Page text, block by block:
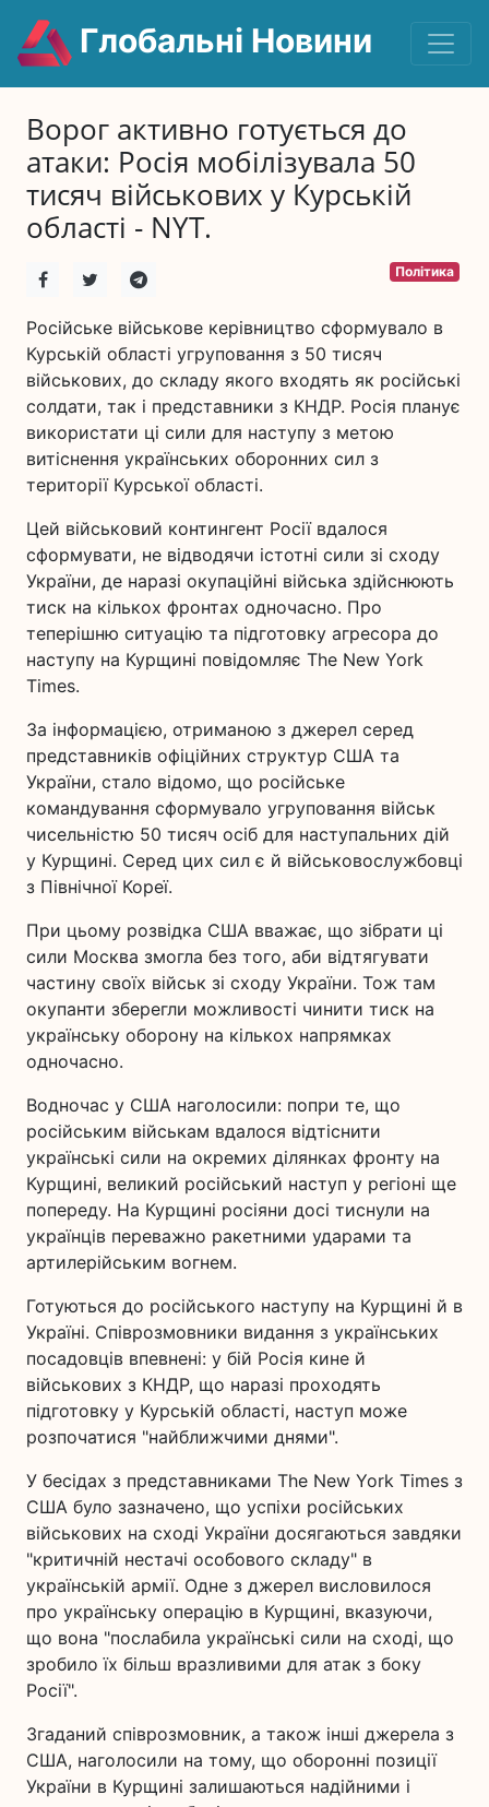
Глобальні Новини
Ворог активно готується до
атаки: Росія мобілізувала 50
тисяч військових у Курській
області - NYT.
Політика
Російське військове керівництво сформувало в
Курській області угруповання з 50 тисяч
військових, до складу якого входять як російські
солдати, так і представники з КНДР. Росія планує
використати ці сили для наступу з метою
витіснення українських оборонних сил з
території Курської області.
Цей військовий контингент Росії вдалося
сформувати, не відводячи істотні сили зі сходу
України, де наразі окупаційні війська здійснюють
тиск на кількох фронтах одночасно. Про
теперішню ситуацію та підготовку агресора до
наступу на Курщині повідомляє The New York
Times.
За інформацією, отриманою з джерел серед
представників офіційних структур США та
України, стало відомо, що російське
командування сформувало угруповання військ
чисельністю 50 тисяч осіб для наступальних дій
у Курщині. Серед цих сил є й військовослужбовці
з Північної Кореї.
При цьому розвідка США вважає, що зібрати ці
сили Москва змогла без того, аби відтягувати
частину своїх військ зі сходу України. Тож там
окупанти зберегли можливості чинити тиск на
українську оборону на кількох напрямках
одночасно.
Водночас у США наголосили: попри те, що
російським військам вдалося відтіснити
українські сили на окремих ділянках фронту на
Курщині, великий російський наступ у регіоні ще
попереду. На Курщині росіяни досі тиснули на
українців переважно ракетними ударами та
артилерійським вогнем.
Готуються до російського наступу на Курщині й в
Україні. Співрозмовники видання з українських
посадовців впевнені: у бій Росія кине й
військових з КНДР, що наразі проходять
підготовку у Курській області, наступ може
розпочатися "найближчими днями".
У бесідах з представниками The New York Times з
США було зазначено, що успіхи російських
військових на сході України досягаються завдяки
"критичній нестачі особового складу" в
українській армії. Одне з джерел висловилося
про українську операцію в Курщині, вказуючи,
що вона "послабила українські сили на сході, що
зробило їх більш вразливими для атак з боку
Росії".
Згаданий співрозмовник, а також інші джерела з
США, наголосили на тому, що оборонні позиції
України в Курщині залишаються надійними і